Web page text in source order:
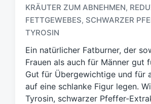
c
h
l
g
w
ö
r
KRÄUTER ZUM ABNEHMEN,
FETTGEWEBES, SCHWARZER
TYROSIN
Ein natürlicher Fatburner, der
Frauen als auch für Männer gut
Gut für Übergewichtige und für
auf eine schlanke Figur legen.
Tyrosin, schwarzer Pfeffer-